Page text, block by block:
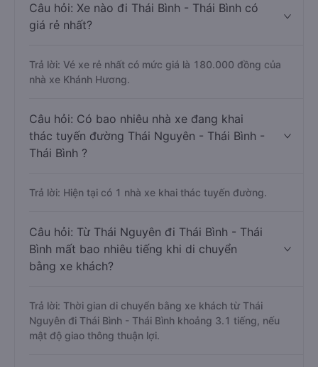
Câu hỏi: Xe nào đi Thái Bình - Thái Bình có
giá rẻ nhất?
Trả lời: Vé xe rẻ nhất có mức giá là 180.000 đồng của
nhà xe Khánh Hương.
Câu hỏi: Có bao nhiêu nhà xe đang khai
thác tuyến đường Thái Nguyên - Thái Bình -
Thái Bình ?
Trả lời: Hiện tại có 1 nhà xe khai thác tuyến đường.
Câu hỏi: Từ Thái Nguyên đi Thái Bình - Thái
Bình mất bao nhiêu tiếng khi di chuyển
bằng xe khách?
Trả lời: Thời gian di chuyển bằng xe khách từ Thái
Nguyên đi Thái Bình - Thái Bình khoảng 3.1 tiếng, nếu
mật độ giao thông thuận lợi.